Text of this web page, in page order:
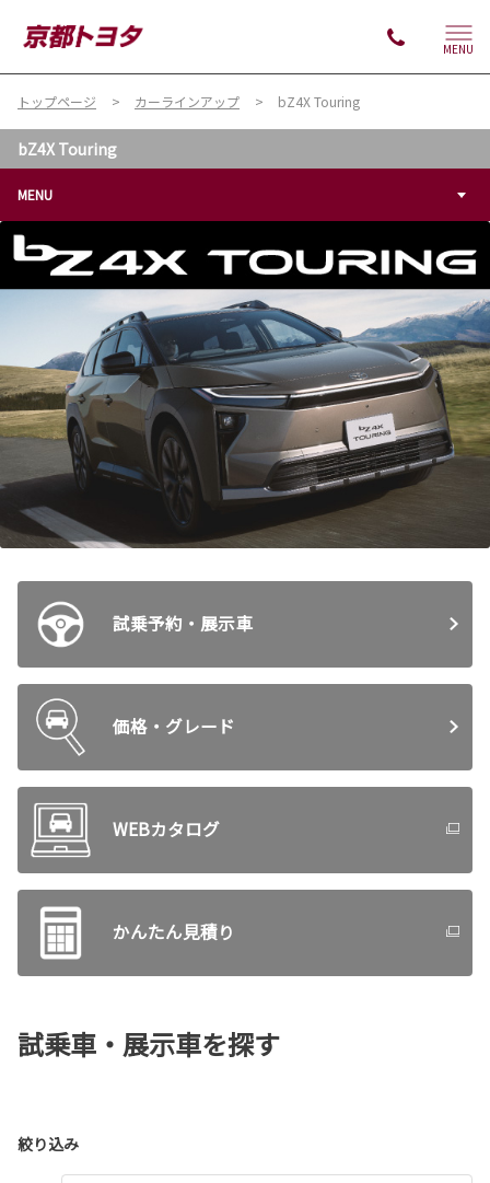
MENU
トップページ カーラインアップ bZ4X Touring
bZ4X Touring
MENU
試乗予約・展示車
価格・グレード
WEBカタログ
かんたん見積り
試乗車・展示車を探す
絞り込み